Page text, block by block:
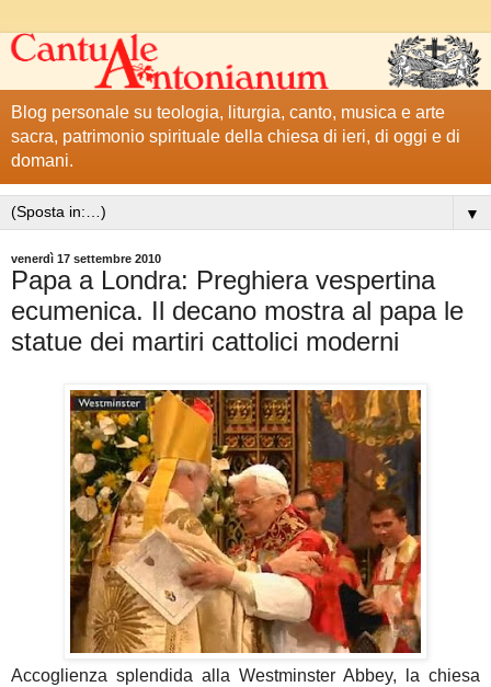
Blog personale su teologia, liturgia, canto, musica e arte
sacra, patrimonio spirituale della chiesa di ieri, di oggi e di
domani.
▼
venerdì 17 settembre 2010
Papa a Londra: Preghiera vespertina
ecumenica. Il decano mostra al papa le
statue dei martiri cattolici moderni
Accoglienza splendida alla Westminster Abbey, la chiesa